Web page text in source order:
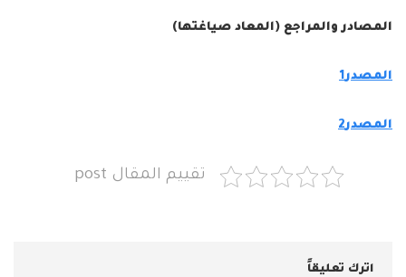
المصادر والمراجع (المعاد صياغتها)
المصدر1
المصدر2
تقييم المقال post
اترك تعليقاً